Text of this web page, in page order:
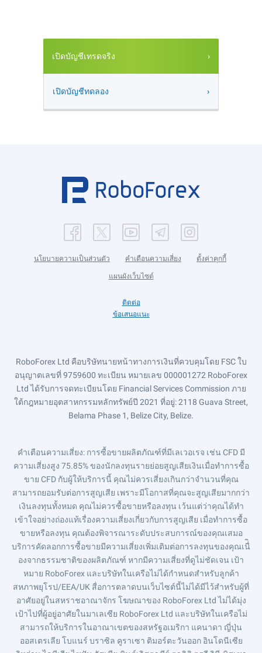
เปิดบัญชีเทรดจริง
เปิดบัญชีทดลอง
นโยบายความเป็นส่วนตัว คำเตือนความเสี่ยง ตั้งค่าคุกกี้
แผนผังเว็บไซต์
ติดต่อ
ข้อเสนอแนะ
RoboForex Ltd คือบริษัทนายหน้าทางการเงินที่ควบคุมโดย FSC ใบ
อนุญาตเลขที่ 9759600 ทะเบียน หมายเลข 000001272 RoboForex
Ltd ได้รับการจดทะเบียนโดย Financial Services Commission ภาย
ใต้กฎหมายอุตสาหกรรมหลักทรัพย์ปี 2021 ที่อยู่: 2118 Guava Street,
Belama Phase 1, Belize City, Belize.
คำเตือนความเสี่ยง: การซื้อขายผลิตภัณฑ์ที่มีเลเวอเรจ เช่น CFD มี
ความเสี่ยงสูง 75.85% ของนักลงทุนรายย่อยสูญเสียเงินเมื่อทำการซื้อ
ขาย CFD กับผู้ให้บริการนี้ คุณไม่ควรเสี่ยงเกินกว่าจำนวนที่คุณ
สามารถยอมรับต่อการสูญเสีย เพราะมีโอกาสที่คุณจะสูญเสียมากกว่า
เงินลงทุนทั้งหมด คุณไม่ควรซื้อขายหรือลงทุน เว้นแต่ว่าคุณได้ทำ
เข้าใจอย่างถ่องแท้เรื่องความเสี่ยงเกี่ยวกับการสูญเสีย เมื่อทำการซื้อ
ขายหรือลงทุน คุณต้องพิจารณาระดับประสบการณ์ของคุณเสมอ
บริการคัดลอกการซื้อขายมีความเสี่ยงเพิ่มเติมต่อการลงทุนของคุณเนื่ิ
องจากธรรมชาติของผลิตภัณฑ์ หากมีความเสี่ยงที่ดูไม่ชัดเจน เป้า
หมาย RoboForex และบริษัทในเครือไม่ได้กำหนดสำหรับลูกค้า
สหภาพยุโรป/EEA/UK สื่อการตลาดบนเว็บไซต์นี้ไม่ได้มีไว้สำหรับผู้ที่
อาศัยอยู่ในสหราชอาณาจักร โฆษณาของ RoboForex Ltd ไม่ได้มุ่ง
เป้าไปที่ผู้อยู่อาศัยในมาเลเซีย RoboForex Ltd และบริษัทในเครือไม่
สามารถให้บริการในอาณาเขตของสหรัฐอเมริกา แคนาดา ญี่ปุ่น
ออสเตรเลีย โบแนร์ บราซิล คูราเซา ติมอร์ตะวันออก อินโดนีเซีย